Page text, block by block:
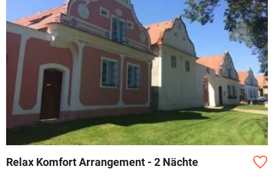
Relax Komfort Arrangement - 2 Nächte